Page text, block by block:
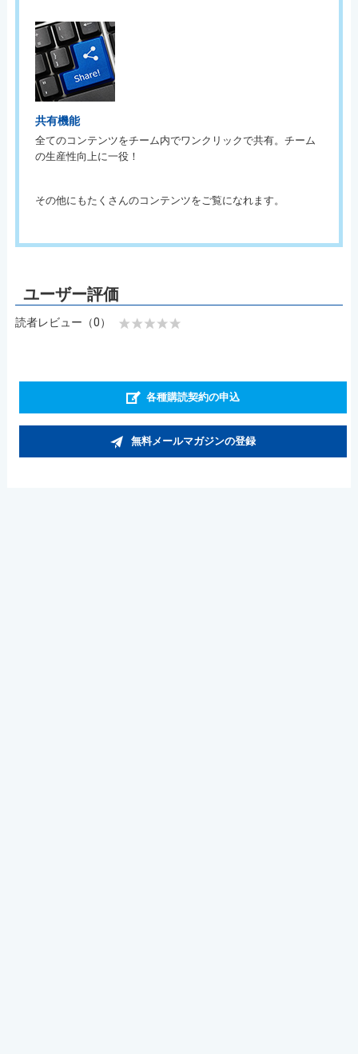
共有機能
全てのコンテンツをチーム内でワンクリックで共有。チーム
の生産性向上に一役！
その他にもたくさんのコンテンツをご覧になれます。
読者レビュー（0）
各種購読契約の申込
無料メールマガジンの登録